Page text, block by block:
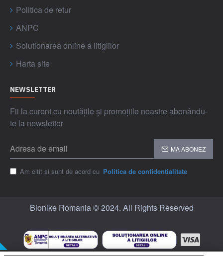
Politica de retur
ANPC
Solutionarea online a litigiilor
Harta site
NEWSLETTER
Fii la curent cu noutățile și promoțiile noastre abonându-
te la newsletter
MA ABONEZ
Am citit și sunt de acord cu Politica de confidentialitate
Bionike Romania © 2024. All Rights Reserved